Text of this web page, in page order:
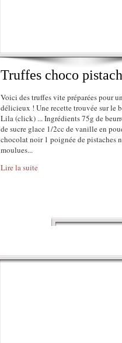
Truffes choco
Voici des truffes vite préparées pour
délicieux ! Une recette trouvée sur le
Lila (click) ... Ingrédients 75g de
de sucre glace 1/2cc de vanille en
chocolat noir 1 poignée de pistaches
moulues...
Lire la suite